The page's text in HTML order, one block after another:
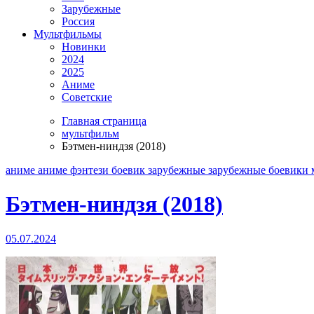
Зарубежные
Россия
Мультфильмы
Новинки
2024
2025
Аниме
Советские
Главная страница
мультфильм
Бэтмен-ниндзя (2018)
аниме аниме фэнтези боевик зарубежные зарубежные боевики
Бэтмен-ниндзя (2018)
05.07.2024